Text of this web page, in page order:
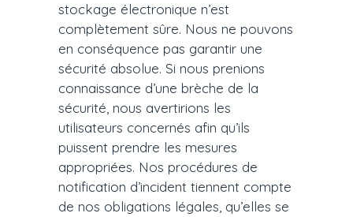
stockage électronique n’est
complètement sûre. Nous ne pouvons
en conséquence pas garantir une
sécurité absolue. Si nous prenions
connaissance d’une brèche de la
sécurité, nous avertirions les
utilisateurs concernés afin qu’ils
puissent prendre les mesures
appropriées. Nos procédures de
notification d’incident tiennent compte
de nos obligations légales, qu’elles se